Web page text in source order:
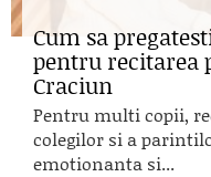
Cum sa
pentru recitarea
Craciun
Pentru multi copii,
colegilor si a
emotionanta si...